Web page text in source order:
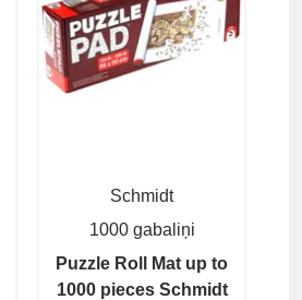
Schmidt
1000 gabaliņi
Puzzle Roll Mat up to
1000 pieces Schmidt